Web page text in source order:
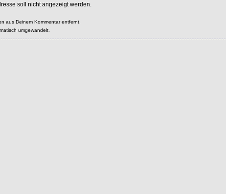
soll nicht angezeigt werden.
aus Deinem Kommentar entfernt.
umgewandelt.